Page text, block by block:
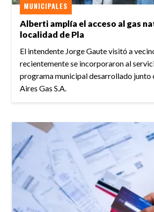
Alberti amplía el acceso al gas
localidad de Pla
MUNICIPALES
El intendente Jorge Gaute visitó a
recientemente se incorporaron al
programa municipal desarrollado junto
Aires Gas S.A.